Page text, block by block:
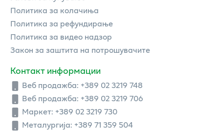
Политика за колачиња
Политика за рефундирање
Политика за видео надзор
Закон за заштита на потрошувачите
Контакт информации
Веб продажба: +389 02 3219 748
Веб продажба: +389 02 3219 706
Маркет: +389 02 3219 730
Металургија: +389 71 359 504